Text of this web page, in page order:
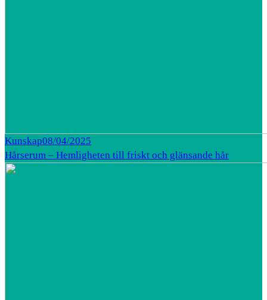
Kunskap08/04/2025
Hårserum – Hemligheten till friskt och glänsande hår